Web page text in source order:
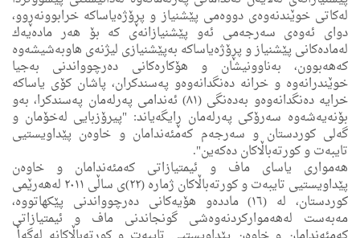
له‌كاتی خوێندنه‌وه‌ى دووه‌می پێشنیاز و پڕۆژە‌یاساكه‌ خرابوونه‌ڕوو،
دوای ئه‌وه‌ى‌ سه‌رجه‌مى ئه‌و پێشنیازانه‌ى كه‌ بۆ هه‌ر ماده‌یه‌ك
له‌ماده‌كانی پێشنیاز و پڕۆژەیاساكه‌ به‌پێشنیازى لیژنه‌ی هاوبه‌شیشه‌وه‌
كه‌هه‌بوون، به‌ناوونیشان و هۆكاره‌كانی ده‌رچوواندنی به‌جیا
خوێندرانه‌وه‌ و خرانه‌ ده‌نگدانه‌وه‌و په‌سندكران، پاشان كۆی یاساكه‌
خرایه‌ ده‌نگدانه‌وه‌و به‌ده‌نگی (٨١) ئه‌ندامی په‌رله‌مان په‌سندكرا، به‌و
بۆنه‌یه‌شه‌وه‌ سه‌رۆكی په‌رله‌مان ڕایگه‌یاند: "پیرۆزبایی له‌خۆمان و
گه‌لی كوردستان و سه‌رجه‌م كه‌مئه‌ندامان و خاوه‌ن پێداویستیی
تایبه‌ت و كورته‌باڵاكان ده‌كه‌ین".
هەمواری یاسای ماف و ئیمتیازاتی کەمئەندامان و خاوەن
پێداویستيی تایبەت و كورته‌باڵاكان ژمارە (٢٢)ی ساڵی ٢٠١١ لەهەرێمی
کوردستان، له‌ (١٦) مادده‌و هۆیه‌كانی ده‌رچوواندنی پێكهاتووه‌،
مه‌به‌ست له‌هەمواركردنه‌وه‌شی گونجاندنی ماف و ئیمتیازاتی